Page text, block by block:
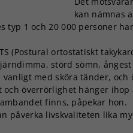
kan nämnas
typ 1 och 20 000 personer
(Postural ortostatiskt
störd sömn,
med sköra tänder,
och överrörlighet hänger
finns, påpekar hon.
påverka livskvaliteten lika